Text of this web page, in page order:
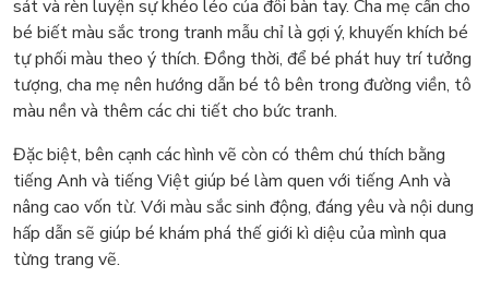
sát và rèn luyện sự khéo léo của đôi bàn tay. Cha mẹ cần cho
bé biết màu sắc trong tranh mẫu chỉ là gợi ý, khuyến khích bé
tự phối màu theo ý thích. Đồng thời, để bé phát huy trí tưởng
tượng, cha mẹ nên hướng dẫn bé tô bên trong đường viền, tô
màu nền và thêm các chi tiết cho bức tranh.
Đặc biệt, bên cạnh các hình vẽ còn có thêm chú thích bằng
tiếng Anh và tiếng Việt giúp bé làm quen với tiếng Anh và
nâng cao vốn từ. Với màu sắc sinh động, đáng yêu và nội dung
hấp dẫn sẽ giúp bé khám phá thế giới kì diệu của mình qua
từng trang vẽ.